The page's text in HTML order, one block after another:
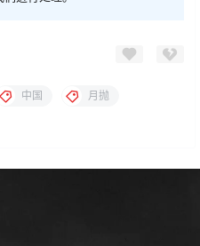
中国 月抛